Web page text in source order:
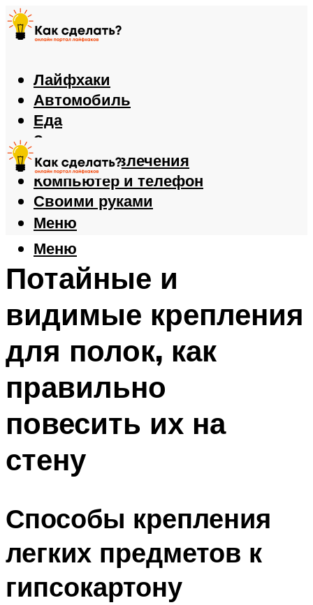
Лайфхаки
Автомобиль
Еда
Здоровье
Игры и развлечения
Компьютер и телефон
Своими руками
Меню
Меню
Потайные и
видимые крепления
для полок, как
правильно
повесить их на
стену
Способы крепления
легких предметов к
гипсокартону